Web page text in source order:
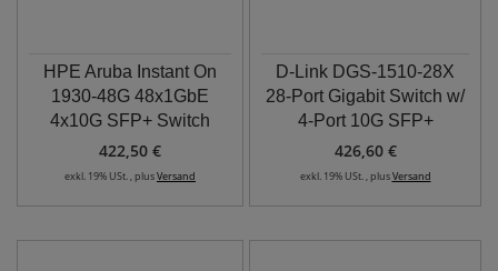
HPE Aruba Instant On
1930-48G 48x1GbE
4x10G SFP+ Switch
422,50 €
exkl. 19% USt. , plusVersand
D-Link DGS-1510-28X
28-Port Gigabit Switch w/
4-Port 10G SFP+
426,60 €
exkl. 19% USt. , plusVersand